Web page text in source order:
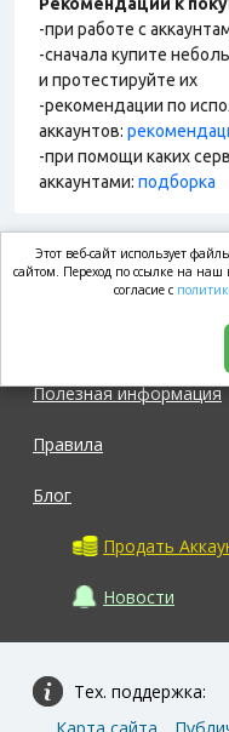
-при работе с
-сначала купите
и протестируйте их
-рекомендации по
аккаунтов:
-при помощи каких
аккаунтами: подборка
Полезная информация
Правила
Блог
Продать
Новости
Тех. поддержка:
Этот веб-сайт использует
сайтом. Переход по ссылке на наш
согласие с